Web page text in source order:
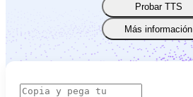
Probar TTS
Más información